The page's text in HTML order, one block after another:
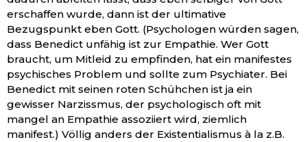
erschaffen wurde, dann ist der ultimative
Bezugspunkt eben Gott. (Psychologen würden sagen,
dass Benedict unfähig ist zur Empathie. Wer Gott
braucht, um Mitleid zu empfinden, hat ein manifestes
psychisches Problem und sollte zum Psychiater. Bei
Benedict mit seinen roten Schühchen ist ja ein
gewisser Narzissmus, der psychologisch oft mit
mangel an Empathie assoziiert wird, ziemlich
manifest.) Völlig anders der Existentialismus à la z.B.